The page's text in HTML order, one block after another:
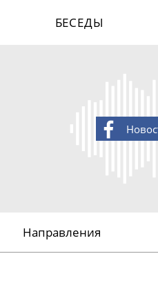
БЕСЕДЫ
Направления